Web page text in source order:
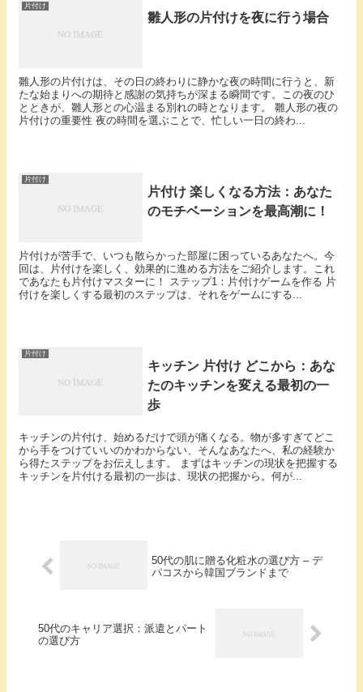
片付け
雛人形の片付けを夜に行う場合
雛人形の片付けは、その日の終わりに静かな夜の時間に行うと、新
たな始まりへの期待と感謝の気持ちが深まる瞬間です。この夜のひ
とときが、雛人形との心温まる別れの時となります。 雛人形の夜の
片付けの重要性 夜の時間を選ぶことで、忙しい一日の終わ...
片付け
片付け 楽しくなる方法：あなた
のモチベーションを最高潮に！
片付けが苦手で、いつも散らかった部屋に困っているあなたへ。今
回は、片付けを楽しく、効果的に進める方法をご紹介します。これ
であなたも片付けマスターに！ ステップ1：片付けゲームを作る 片
付けを楽しくする最初のステップは、それをゲームにする...
片付け
キッチン 片付け どこから：あな
たのキッチンを変える最初の一
歩
キッチンの片付け、始めるだけで頭が痛くなる。物が多すぎてどこ
から手をつけていいのかわからない、そんなあなたへ、私の経験か
ら得たステップをお伝えします。 まずはキッチンの現状を把握する
キッチンを片付ける最初の一歩は、現状の把握から。何が...
50代の肌に贈る化粧水の選び方 – デ
パコスから韓国ブランドまで
50代のキャリア選択：派遣とパート
の選び方